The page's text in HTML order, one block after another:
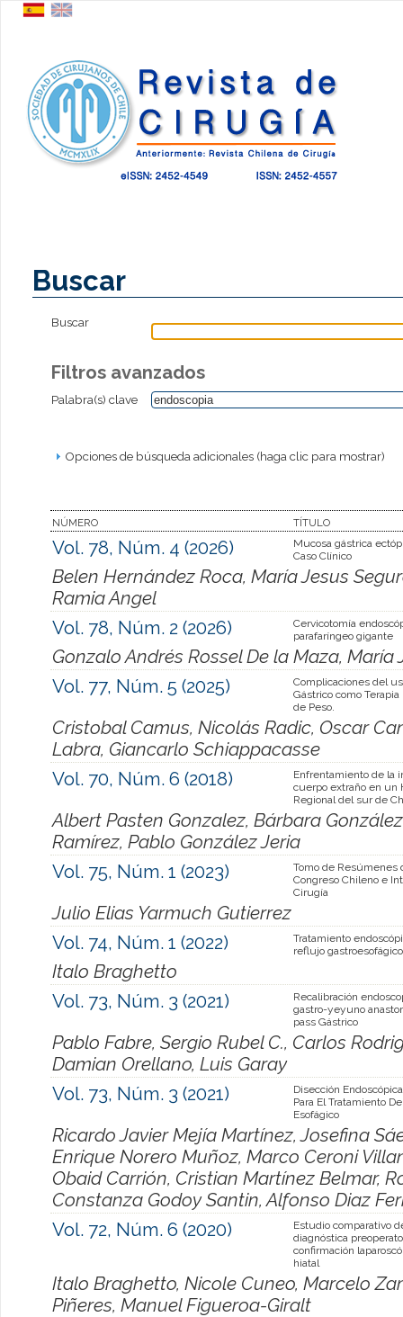
Buscar
Buscar
Filtros avanzados
Palabra(s) clave
Opciones de búsqueda adicionales (haga clic para mostrar)
NÚMERO TÍTULO
Vol. 78, Núm. 4 (2026)
Mucosa gástrica
Caso Clínico
Belen Hernández Roca, María Jesus
Ramia Angel
Vol. 78, Núm. 2 (2026)
Cervicotomía
parafaríngeo gigante
Gonzalo Andrés Rossel De la Maza, María
Vol. 77, Núm. 5 (2025)
Complicaciones del
Gástrico como Terapia
de Peso.
Cristobal Camus, Nicolás Radic, Oscar
Labra, Giancarlo Schiappacasse
Vol. 70, Núm. 6 (2018)
Enfrentamiento de la
cuerpo extraño en un
Regional del sur de
Albert Pasten Gonzalez, Bárbara
Ramírez, Pablo González Jeria
Vol. 75, Núm. 1 (2023)
Tomo de Resúmenes
Congreso Chileno e
Cirugía
Julio Elias Yarmuch Gutierrez
Vol. 74, Núm. 1 (2022)
Tratamiento
reflujo gastroesofágico
Italo Braghetto
Vol. 73, Núm. 3 (2021)
Recalibración
gastro-yeyuno
pass Gástrico
Pablo Fabre, Sergio Rubel C., Carlos
Damian Orellano, Luis Garay
Vol. 73, Núm. 3 (2021)
Disección
Para El Tratamiento
Esofágico
Ricardo Javier Mejía Martínez, Josefina
Enrique Norero Muñoz, Marco Ceroni
Obaid Carrión, Cristian Martínez Belmar,
Constanza Godoy Santin, Alfonso Diaz
Vol. 72, Núm. 6 (2020)
Estudio comparativo
diagnóstica
confirmación
hiatal
Italo Braghetto, Nicole Cuneo, Marcelo
Piñeres, Manuel Figueroa-Giralt